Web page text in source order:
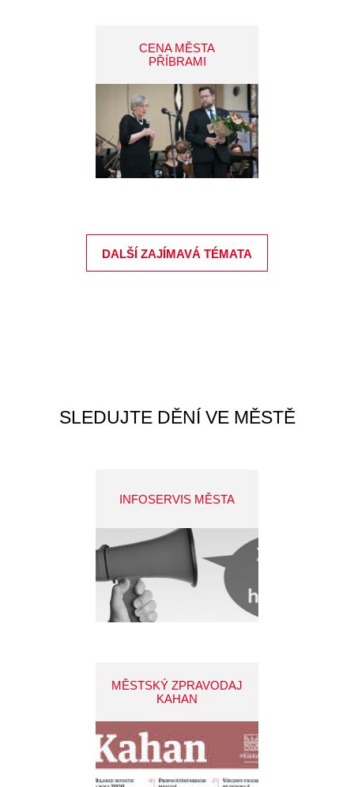
CENA MĚSTA
PŘÍBRAMI
DALŠÍ ZAJÍMAVÁ TÉMATA
SLEDUJTE DĚNÍ VE MĚSTĚ
INFOSERVIS MĚSTA
MĚSTSKÝ ZPRAVODAJ
KAHAN